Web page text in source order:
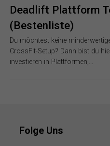
Deadlift Plattform
(Bestenliste)
Du möchtest keine
CrossFit-Setup? Dann bist du
investieren in Plattformen,…
Folge Uns